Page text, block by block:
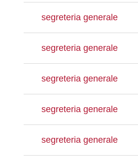
segreteria generale
segreteria generale
segreteria generale
segreteria generale
segreteria generale